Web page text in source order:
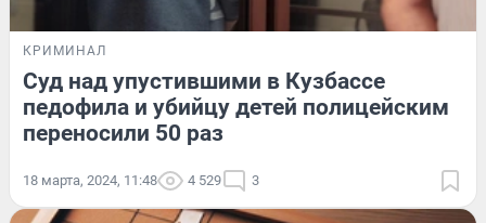
КРИМИНАЛ
Суд над упустившими в Кузбассе
педофила и убийцу детей полицейским
переносили 50 раз
18 марта, 2024, 11:48 4 529 3